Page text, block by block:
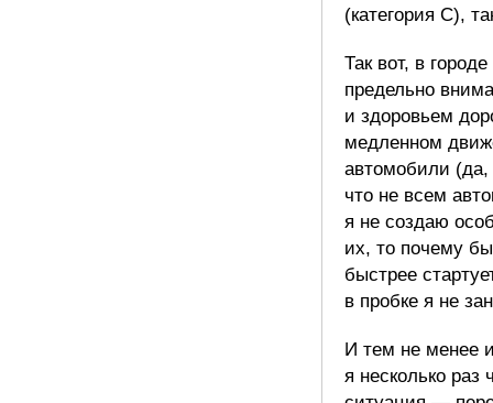
(категория С),
Так вот, в
предельно
и здоровьем
медленном
автомобили
что не всем
я не создаю
их, то почему
быстрее
в пробке я не
И тем не менее
я несколько